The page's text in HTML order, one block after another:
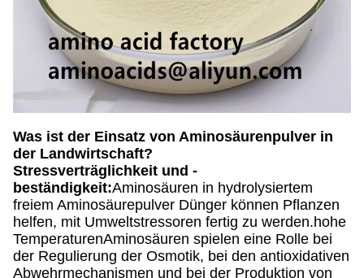
Was ist der Einsatz von Aminosäurenpulver in
der Landwirtschaft?
Stressverträglichkeit und -
beständigkeit:Aminosäuren in hydrolysiertem
freiem Aminosäurepulver Dünger können Pflanzen
helfen, mit Umweltstressoren fertig zu werden.hohe
TemperaturenAminosäuren spielen eine Rolle bei
der Regulierung der Osmotik, bei den antioxidativen
Abwehrmechanismen und bei der Produktion von